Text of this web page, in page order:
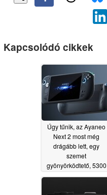
Kapcsolódó cikkek
Úgy tűnik, az Ayaneo
Next 2 most még
drágább lett, egy
szemet
gyönyörködtető, 5300